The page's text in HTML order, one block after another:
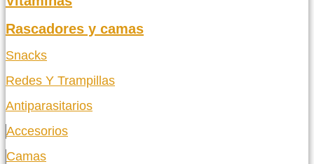
Rascadores y camas
Snacks
Redes Y Trampillas
Antiparasitarios
Accesorios
Camas